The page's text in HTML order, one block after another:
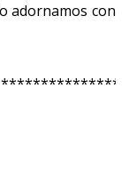
adornamos con